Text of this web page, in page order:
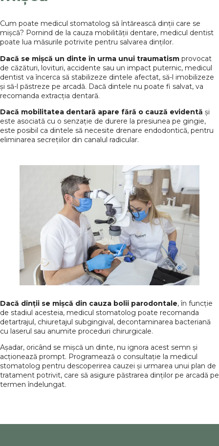
Cum poate medicul stomatolog să întărească dinții care se
mișcă? Pornind de la cauza mobilității dentare, medicul dentist
poate lua măsurile potrivite pentru salvarea dinților.
Dacă se mișcă un dinte în urma unui traumatism provocat
de căzături, lovituri, accidente sau un impact puternic, medicul
dentist va încerca să stabilizeze dintele afectat, să-l imobilizeze
și să-l păstreze pe arcadă. Dacă dintele nu poate fi salvat, va
recomanda extracția dentară.
Dacă mobilitatea dentară apare fără o cauză evidentă și
este asociată cu o senzație de durere la presiunea pe gingie,
este posibil ca dintele să necesite drenare endodontică, pentru
eliminarea secrețiilor din canalul radicular.
Dacă dinții se mișcă din cauza bolii parodontale, în funcție
de stadiul acesteia, medicul stomatolog poate recomanda
detartrajul, chiuretajul subgingival, decontaminarea bacteriană
cu laserul sau anumite proceduri chirurgicale.
Așadar, oricând se mișcă un dinte, nu ignora acest semn și
acționează prompt. Programează o consultație la medicul
stomatolog pentru descoperirea cauzei și urmarea unui plan de
tratament potrivit, care să asigure păstrarea dinților pe arcadă pe
termen îndelungat.